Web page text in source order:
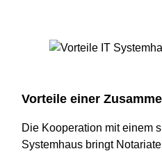
Vorteile einer
Die Kooperation mit einem
Systemhaus bringt